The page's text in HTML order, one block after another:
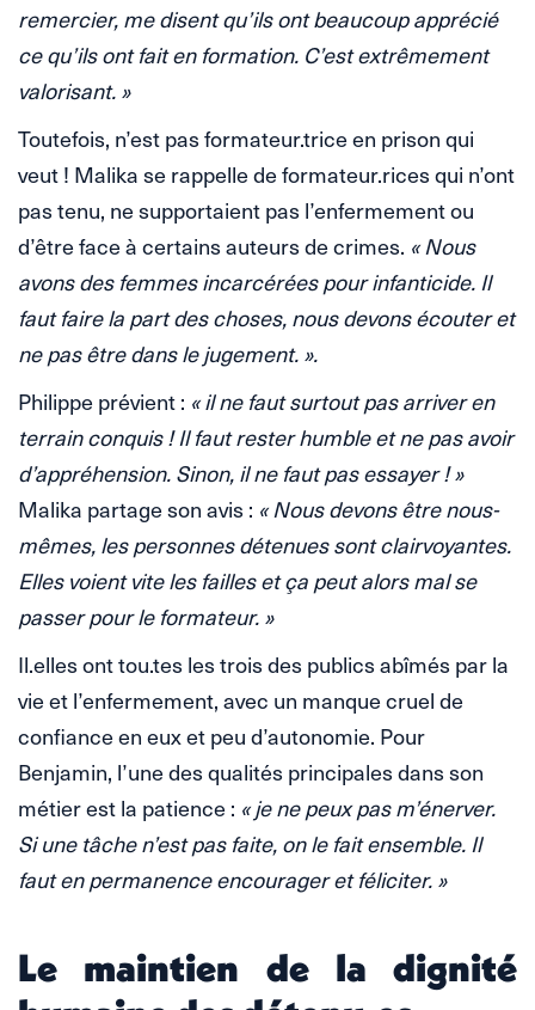
remercier, me disent qu’ils ont beaucoup apprécié
ce qu’ils ont fait en formation. C’est extrêmement
valorisant. »
Toutefois, n’est pas formateur.trice en prison qui
veut ! Malika se rappelle de formateur.rices qui n’ont
pas tenu, ne supportaient pas l’enfermement ou
d’être face à certains auteurs de crimes. « Nous
avons des femmes incarcérées pour infanticide. Il
faut faire la part des choses, nous devons écouter et
ne pas être dans le jugement. ».
Philippe prévient : « il ne faut surtout pas arriver en
terrain conquis ! Il faut rester humble et ne pas avoir
d’appréhension. Sinon, il ne faut pas essayer ! »
Malika partage son avis : « Nous devons être nous-
mêmes, les personnes détenues sont clairvoyantes.
Elles voient vite les failles et ça peut alors mal se
passer pour le formateur. »
Il.elles ont tou.tes les trois des publics abîmés par la
vie et l’enfermement, avec un manque cruel de
confiance en eux et peu d’autonomie. Pour
Benjamin, l’une des qualités principales dans son
métier est la patience : « je ne peux pas m’énerver.
Si une tâche n’est pas faite, on le fait ensemble. Il
faut en permanence encourager et féliciter. »
Le maintien de la dignité